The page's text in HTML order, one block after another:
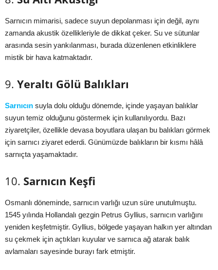
Sarnıcın mimarisi, sadece suyun depolanması için değil, aynı
zamanda akustik özellikleriyle de dikkat çeker. Su ve sütunlar
arasında sesin yankılanması, burada düzenlenen etkinliklere
mistik bir hava katmaktadır.
9. Yeraltı Gölü Balıkları
Sarnıcın suyla dolu olduğu dönemde, içinde yaşayan balıklar
suyun temiz olduğunu göstermek için kullanılıyordu. Bazı
ziyaretçiler, özellikle devasa boyutlara ulaşan bu balıkları görmek
için sarnıcı ziyaret ederdi. Günümüzde balıkların bir kısmı hâlâ
sarnıçta yaşamaktadır.
10. Sarnıcın Keşfi
Osmanlı döneminde, sarnıcın varlığı uzun süre unutulmuştu.
1545 yılında Hollandalı gezgin Petrus Gyllius, sarnıcın varlığını
yeniden keşfetmiştir. Gyllius, bölgede yaşayan halkın yer altından
su çekmek için açtıkları kuyular ve sarnıca ağ atarak balık
avlamaları sayesinde burayı fark etmiştir.